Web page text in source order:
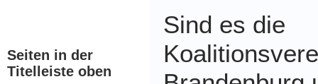
Seiten in der
Titelleiste oben
Sind es die